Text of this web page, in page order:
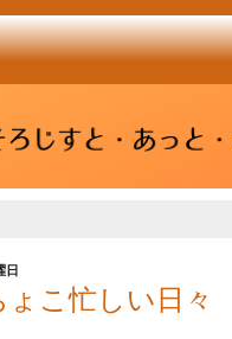
日
こ忙しい日々